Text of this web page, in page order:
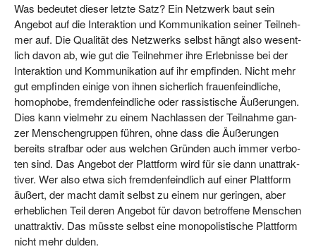
Was bedeu­tet die­ser letz­te Satz? Ein Netz­werk baut sein
Ange­bot auf die Inter­ak­ti­on und Kom­mu­ni­ka­ti­on sei­ner Teil­neh­
mer auf. Die Qua­li­tät des Netz­werks selbst hängt also wesent­
lich davon ab, wie gut die Teil­neh­mer ihre Erleb­nis­se bei der
Inter­ak­ti­on und Kom­mu­ni­ka­ti­on auf ihr emp­fin­den. Nicht mehr
gut emp­fin­den eini­ge von ihnen sicher­lich frau­en­feind­li­che,
homo­pho­be, frem­den­feind­li­che oder ras­sis­ti­sche Äuße­run­gen.
Dies kann viel­mehr zu einem Nach­las­sen der Teil­nah­me gan­
zer Men­schen­grup­pen füh­ren, ohne dass die Äuße­run­gen
bereits straf­bar oder aus wel­chen Grün­den auch immer ver­bo­
ten sind. Das Ange­bot der Platt­form wird für sie dann unat­trak­
ti­ver. Wer also etwa sich frem­den­feind­lich auf einer Platt­form
äußert, der macht damit selbst zu einem nur gerin­gen, aber
erheb­li­chen Teil deren Ange­bot für davon betrof­fe­ne Men­schen
unat­trak­tiv. Das müss­te selbst eine mono­po­lis­ti­sche Platt­form
nicht mehr dulden.